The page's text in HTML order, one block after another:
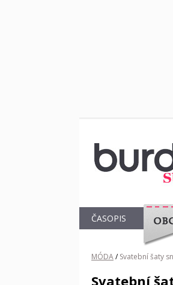
ČASOPIS
MÓDA/ Svatební šaty
Svatební